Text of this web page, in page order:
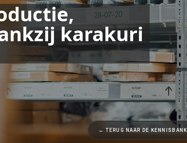
karakuri
← TERUG NAAR DE KENNISBANK